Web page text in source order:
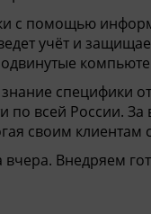
с помощью
учёт и
специфики
по всей России.
своим
Внедряем